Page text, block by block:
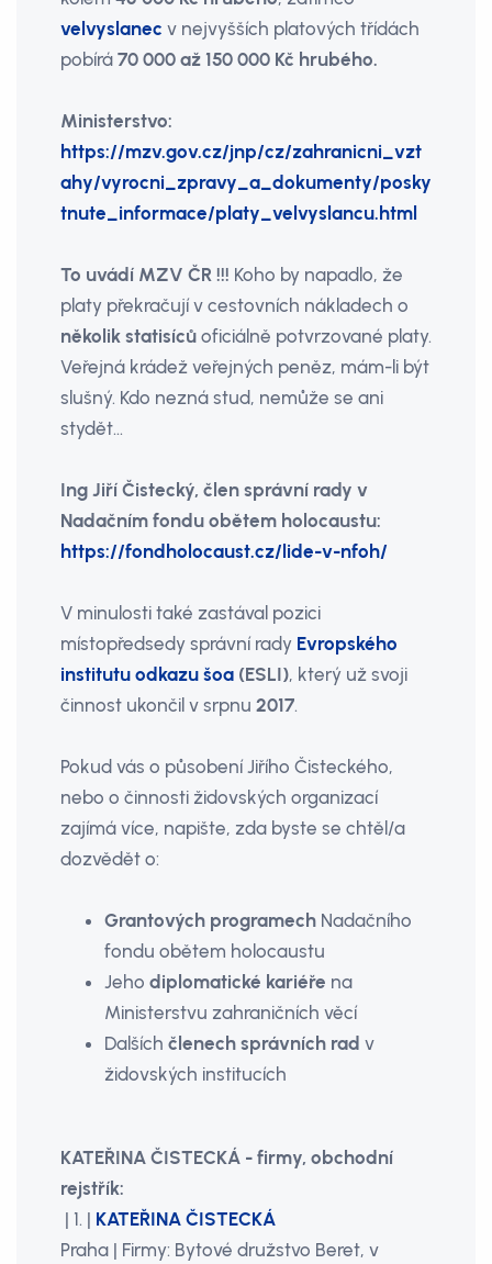
velvyslanec v nejvyšších platových třídách
pobírá 70 000 až 150 000 Kč hrubého.
Ministerstvo:
https://mzv.gov.cz/jnp/cz/zahranicni_vzt
ahy/vyrocni_zpravy_a_dokumenty/posky
tnute_informace/platy_velvyslancu.html
To uvádí MZV ČR !!! Koho by napadlo, že
platy překračují v cestovních nákladech o
několik statisíců oficiálně potvrzované platy.
Veřejná krádež veřejných peněz, mám-li být
slušný. Kdo nezná stud, nemůže se ani
stydět…
Ing Jiří Čistecký, člen správní rady v
Nadačním fondu obětem holocaustu:
https://fondholocaust.cz/lide-v-nfoh/
V minulosti také zastával pozici
místopředsedy správní rady Evropského
institutu odkazu šoa (ESLI), který už svoji
činnost ukončil v srpnu 2017.
Pokud vás o působení Jiřího Čisteckého,
nebo o činnosti židovských organizací
zajímá více, napište, zda byste se chtěl/a
dozvědět o:
Grantových programech Nadačního
fondu obětem holocaustu
Jeho diplomatické kariéře na
Ministerstvu zahraničních věcí
Dalších členech správních rad v
židovských institucích
KATEŘINA ČISTECKÁ - firmy, obchodní
rejstřík:
| 1. | KATEŘINA ČISTECKÁ
Praha | Firmy: Bytové družstvo Beret, v